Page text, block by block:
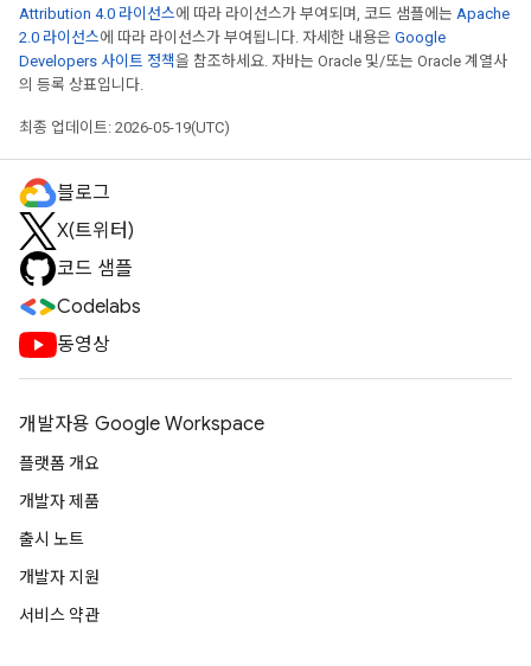
Attribution 4.0 라이선스에 따라 라이선스가 부여되며, 코드 샘플에는 Apache
2.0 라이선스에 따라 라이선스가 부여됩니다. 자세한 내용은 Google
Developers 사이트 정책을 참조하세요. 자바는 Oracle 및/또는 Oracle 계열사
의 등록 상표입니다.
최종 업데이트: 2026-05-19(UTC)
블로그
X(트위터)
코드 샘플
Codelabs
동영상
개발자용 Google Workspace
플랫폼 개요
개발자 제품
출시 노트
개발자 지원
서비스 약관